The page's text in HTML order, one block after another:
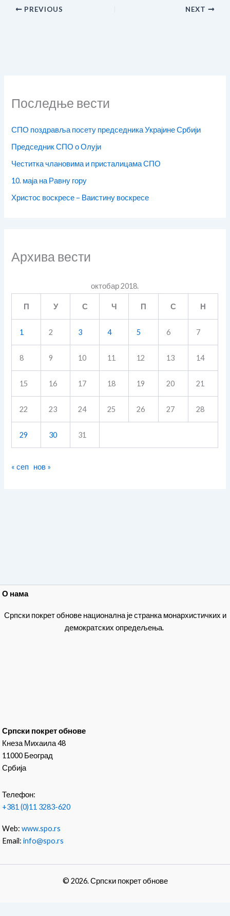
PREVIOUS NEXT
Последње вести
СПО поздравља посету председника Украјине Србији
Председник СПО о Олуји
Честитка члановима и присталицама СПО
10. маја на Равну гору
Христос воскресе – Ваистину воскресе
Архива вести
октобар 2018.
П У С Ч П С Н
1 2 3 4 5 6 7
8 9 10 11 12 13 14
15 16 17 18 19 20 21
22 23 24 25 26 27 28
29 30 31
« сеп нов »
О нама
Српски покрет обнове национална је странка монархистичких и
демократских опредељења.
Српски покрет обнове
Кнеза Михаила 48
11000 Београд
Србија
Телефон:
+381 (0)11 3283-620
Web:www.spo.rs
Email:info@spo.rs
© 2026. Српски покрет обнове